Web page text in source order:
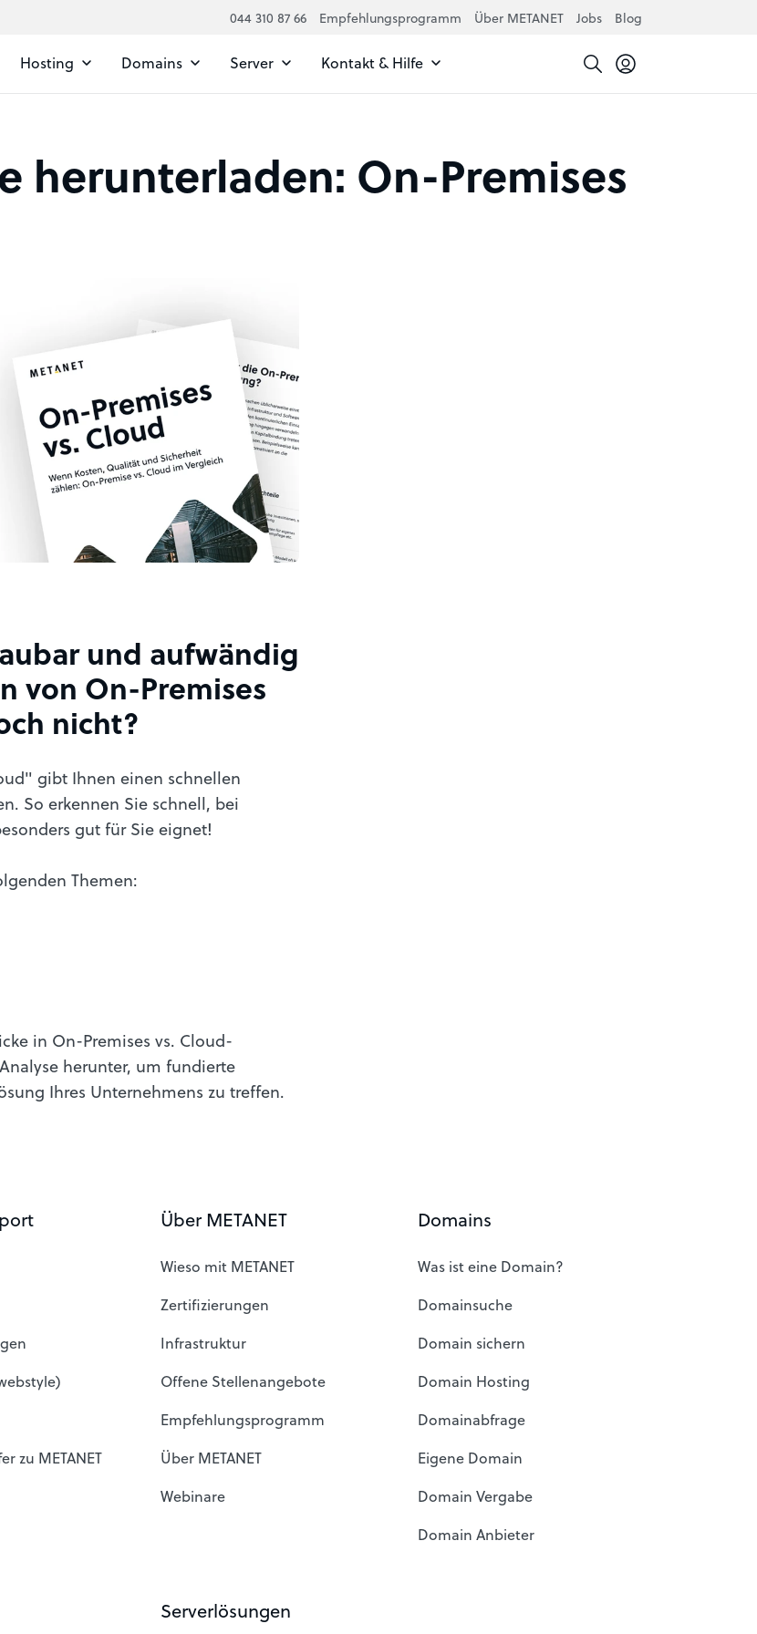
044 310 87 66 Empfehlungsprogramm Über METANET Jobs Blog
Hosting Domains Server Kontakt & Hilfe
herunterladen: On-Premises
und aufwändig
von On-Premises
nicht?
gibt Ihnen einen schnellen
So erkennen Sie schnell, bei
gut für Sie eignet!
Themen:
in On-Premises vs. Cloud-
herunter, um fundierte
Ihres Unternehmens zu treffen.
zu METANET
Über METANET
Wieso mit METANET
Zertifizierungen
Infrastruktur
Offene Stellenangebote
Empfehlungsprogramm
Über METANET
Webinare
Domains
Was ist eine Domain?
Domainsuche
Domain sichern
Domain Hosting
Domainabfrage
Eigene Domain
Domain Vergabe
Domain Anbieter
Serverlösungen